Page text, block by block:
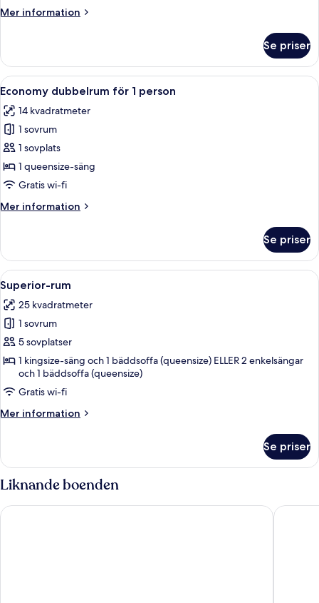
person
Mer information
Mer
dubbelrum
för
1
Se priser
Öppna
alla
foton
för
Economy
dubbelrum
för
person
Ett modernt sovrum med en säng,
4
Economy dubbelrum för 1 person
14 kvadratmeter
1 sovrum
1 sovplats
1 queensize-säng
Gratis wi-fi
Mer information
Mer
dubbelrum
för
1
person
Se priser
Öppna
alla
foton
för
Superior-
rum
Ett modernt sovrum med en säng,
5
Superior-rum
25 kvadratmeter
1 sovrum
5 sovplatser
1 kingsize-säng och 1 bäddsoffa (queensize) ELLER 2 enkelsängar
och 1 bäddsoffa (queensize)
Gratis wi-fi
Mer information
Mer
rum
Se priser
Liknande boenden
25hours Hotel Florence Piazza San Paolino IQ